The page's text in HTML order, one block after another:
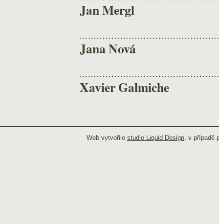
Jan Mergl
Jana Nová
Xavier Galmiche
Web vytvořilo studio Liquid Design, v případě